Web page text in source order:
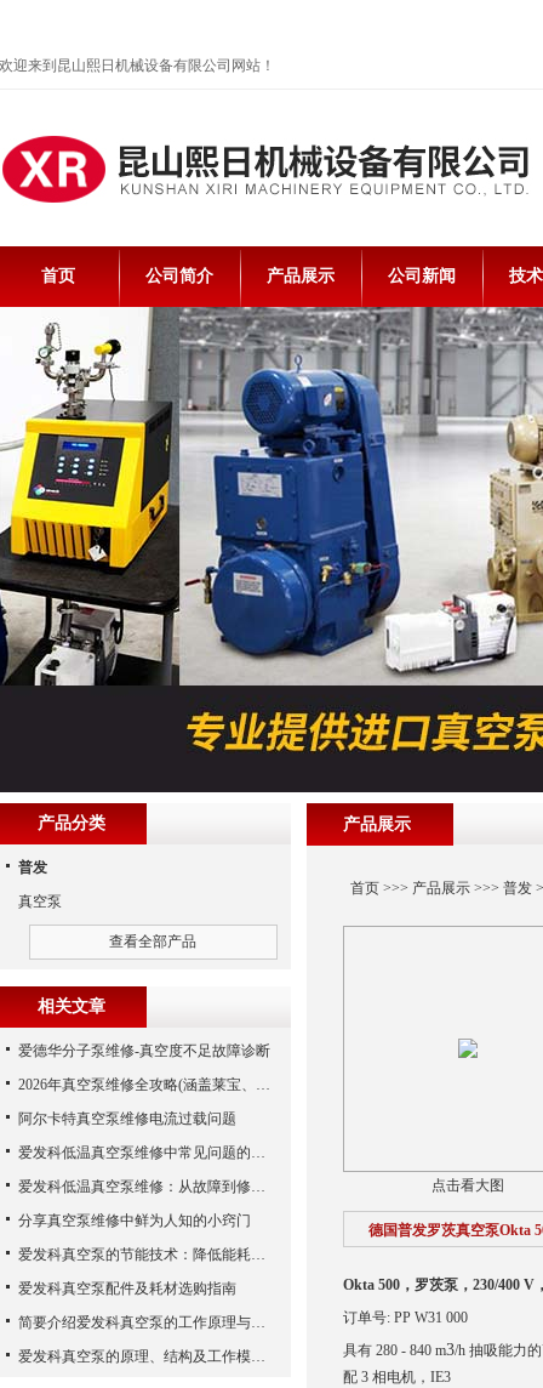
欢迎来到昆山熙日机械设备有限公司网站！
首页 公司简介 产品展示 公司新闻 技
产品展示
首页>>> 产品展示>>> 普发
点击看大图
德国普发罗茨真空泵Okta
Okta 500，罗茨泵，230/400 V
订单号: PP W31 000
具有 280 - 840 m3/h 抽吸能力
配 3 相电机，IE3
产品分类
普发
真空泵
查看全部产品
相关文章
爱德华分子泵维修-真空度不足故障诊断
2026年真空泵维修全攻略(涵盖莱宝、爱德华、爱发科等品牌)
阿尔卡特真空泵维修电流过载问题
爱发科低温真空泵维修中常见问题的处理经验
爱发科低温真空泵维修：从故障到修复的全过程
分享真空泵维修中鲜为人知的小窍门
爱发科真空泵的节能技术：降低能耗，提高生产效益
爱发科真空泵配件及耗材选购指南
简要介绍爱发科真空泵的工作原理与主要部件
爱发科真空泵的原理、结构及工作模式解析